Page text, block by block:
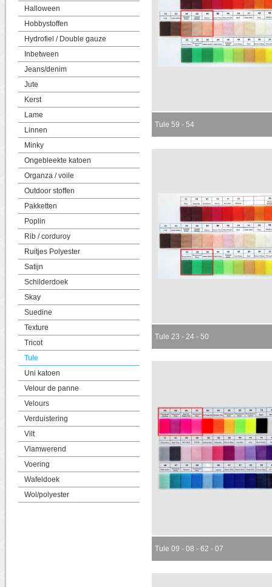
Halloween
Hobbystoffen
Hydrofiel / Double gauze
Inbetween
Jeans/denim
Jute
Kerst
Lame
Linnen
Minky
Ongebleekte katoen
Organza / voile
Outdoor stoffen
Pakketten
Poplin
Rib / corduroy
Ruitjes Polyester
Satijn
Schilderdoek
Skay
Suedine
Texture
Tricot
Tule
Uni katoen
Velour de panne
Velours
Verduistering
Vilt
Vlamwerend
Voering
Wafeldoek
Wol/polyester
Tule 59 - 54
Tule 23 - 24 - 50
Tule 09 - 08 - 62 - 07